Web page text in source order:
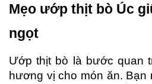
Mẹo ướp thịt bò Úc
ngọt
Ướp thịt bò là bước quan
hương vị cho món ăn. Bạn